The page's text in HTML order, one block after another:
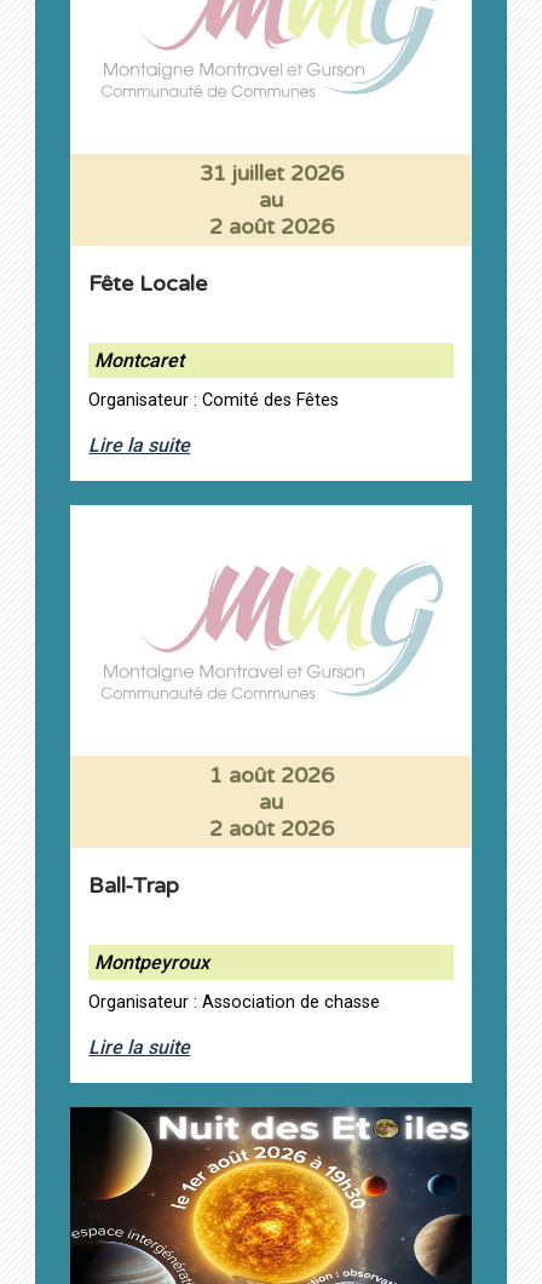
31 juillet 2026
au
2 août 2026
Fête Locale
Montcaret
Organisateur : Comité des Fêtes
Lire la suite
1 août 2026
au
2 août 2026
Ball-Trap
Montpeyroux
Organisateur : Association de chasse
Lire la suite